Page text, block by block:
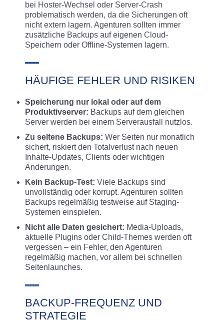
bei Hoster-Wechsel oder Server-Crash
problematisch werden, da die Sicherungen oft
nicht extern lagern. Agenturen sollten immer
zusätzliche Backups auf eigenen Cloud-
Speichern oder Offline-Systemen lagern.
HÄUFIGE FEHLER UND RISIKEN
Speicherung nur lokal oder auf dem
Produktivserver: Backups auf dem gleichen
Server werden bei einem Serverausfall nutzlos.
Zu seltene Backups: Wer Seiten nur monatlich
sichert, riskiert den Totalverlust nach neuen
Inhalte-Updates, Clients oder wichtigen
Änderungen.
Kein Backup-Test: Viele Backups sind
unvollständig oder korrupt. Agenturen sollten
Backups regelmäßig testweise auf Staging-
Systemen einspielen.
Nicht alle Daten gesichert: Media-Uploads,
aktuelle Plugins oder Child-Themes werden oft
vergessen – ein Fehler, den Agenturen
regelmäßig machen, vor allem bei schnellen
Seitenlaunches.
BACKUP-FREQUENZ UND
STRATEGIE